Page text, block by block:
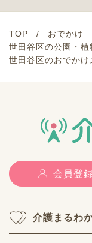
TOP おでかけ
世田谷区の公園・植
世田谷区のおでか
会員登
介護まるわ